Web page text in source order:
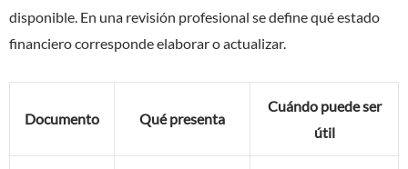
disponible. En una revisión profesional se define qué estado
financiero corresponde elaborar o actualizar.
Documento Qué presenta
Cuándo puede ser
útil